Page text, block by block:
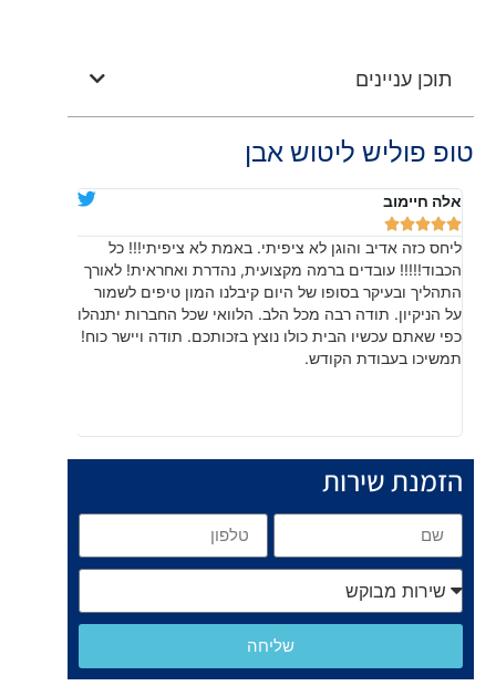
תוכן עניינים
טופ פוליש ליטוש אבן
אלה חיימוב





ליחס כזה אדיב והוגן לא ציפיתי. באמת לא ציפיתי!!! כל
הכבוד!!!!! עובדים ברמה מקצועית, נהדרת ואחראית! לאורך
התהליך ובעיקר בסופו של היום קיבלנו המון טיפים לשמור
על הניקיון. תודה רבה מכל הלב. הלוואי שכל החברות יתנהלו
כפי שאתם עכשיו הבית כולו נוצץ בזכותכם. תודה ויישר כוח!
תמשיכו בעבודת הקודש.
הזמנת שירות
שליחה